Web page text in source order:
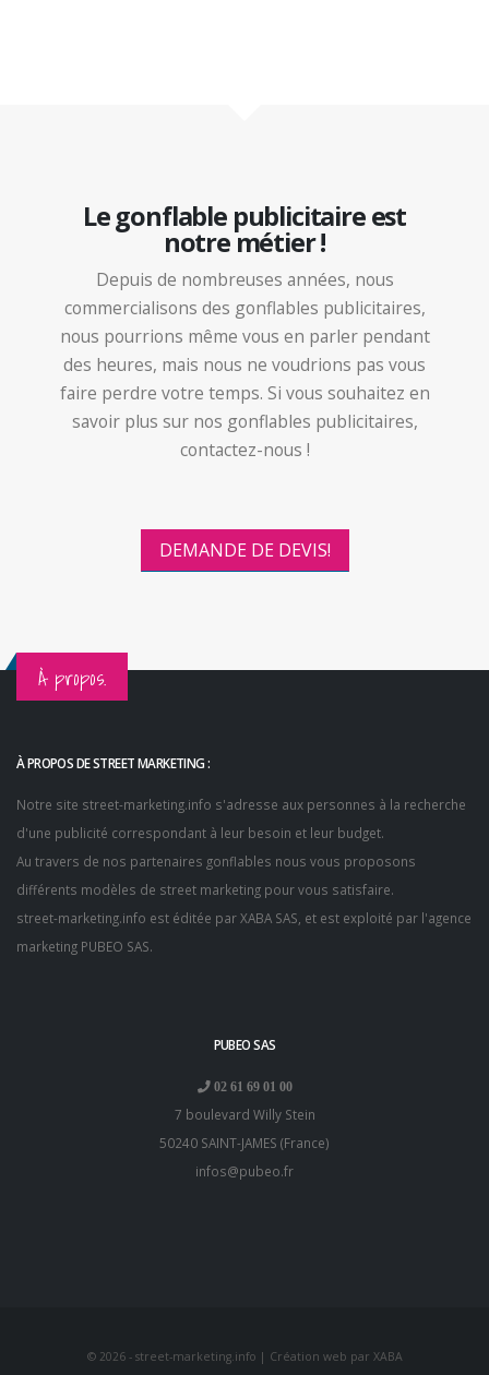
Le gonflable publicitaire est
notre métier !
Depuis de nombreuses années, nous
commercialisons des gonflables publicitaires,
nous pourrions même vous en parler pendant
des heures, mais nous ne voudrions pas vous
faire perdre votre temps. Si vous souhaitez en
savoir plus sur nos gonflables publicitaires,
contactez-nous !
DEMANDE DE DEVIS!
À propos.
À PROPOS DE STREET MARKETING :
Notre site street-marketing.info s'adresse aux personnes à la recherche
d'une publicité correspondant à leur besoin et leur budget.
Au travers de nos partenaires gonflables nous vous proposons
différents modèles de street marketing pour vous satisfaire.
street-marketing.info est éditée par XABA SAS, et est exploité par l'agence
marketing PUBEO SAS.
PUBEO SAS
02 61 69 01 00
7 boulevard Willy Stein
50240 SAINT-JAMES (France)
infos@pubeo.fr
© 2026 - street-marketing.info | Création web par XABA